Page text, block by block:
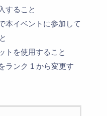
すること
本イベントに参加して
トを使用すること
ランク 1 から変更す